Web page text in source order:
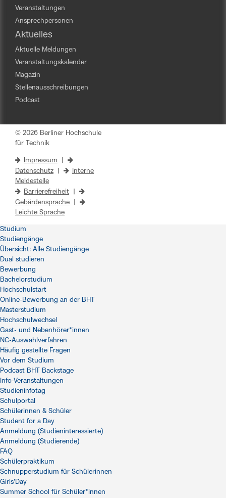
Veranstaltungen
Ansprechpersonen
Aktuelles
Aktuelle Meldungen
Veranstaltungskalender
Magazin
Stellenausschreibungen
Podcast
© 2026 Berliner Hochschule
für Technik
Impressum
Datenschutz
Interne
Meldestelle
Barrierefreiheit
Gebärdensprache
Leichte Sprache
Studium
Studiengänge
Übersicht: Alle Studiengänge
Dual studieren
Bewerbung
Bachelorstudium
Hochschulstart
Online-Bewerbung an der BHT
Masterstudium
Hochschulwechsel
Gast- und Nebenhörer*innen
NC-Auswahlverfahren
Häufig gestellte Fragen
Vor dem Studium
Podcast BHT Backstage
Info-Veranstaltungen
Studieninfotag
Schulportal
Schülerinnen & Schüler
Student for a Day
Anmeldung (Studieninteressierte)
Anmeldung (Studierende)
FAQ
Schülerpraktikum
Schnupperstudium für Schülerinnen
Girls'Day
Summer School für Schüler*innen